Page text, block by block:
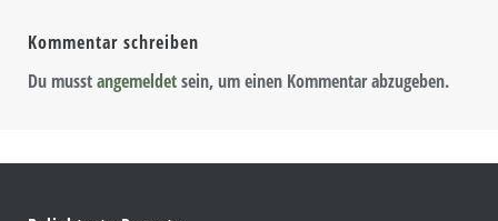
Kommentar schreiben
Du musstangemeldetsein, um einen Kommentar abzugeben.